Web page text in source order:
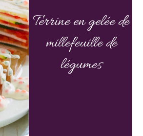
Terrine en gelée de
millefeuille de
légumes